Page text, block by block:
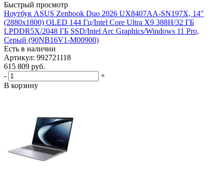
Быстрый просмотр
Ноутбук ASUS Zenbook Duo 2026 UX8407AA-SN197X, 14"
(2880x1800) OLED 144 Гц/Intel Core Ultra X9 388H/32 ГБ
LPDDR5X/2048 ГБ SSD/Intel Arc Graphics/Windows 11 Pro,
Серый (90NB16V1-M00900)
Есть в наличии
Артикул: 992721118
615 809 руб.
-
+
В корзину